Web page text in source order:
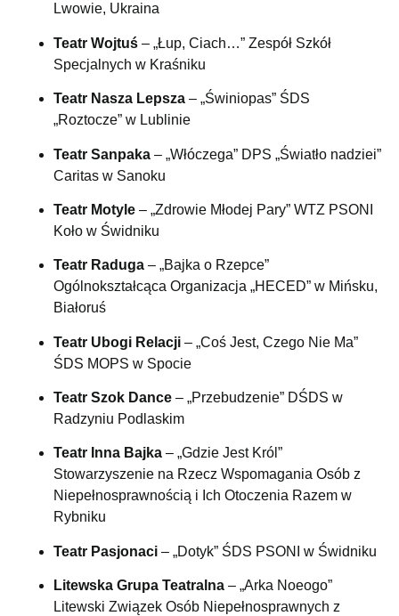
Lwowie, Ukraina
Teatr Wojtuś – „Łup, Ciach…” Zespół Szkół
Specjalnych w Kraśniku
Teatr Nasza Lepsza – „Świniopas” ŚDS
„Roztocze” w Lublinie
Teatr Sanpaka – „Włóczega” DPS „Światło nadziei”
Caritas w Sanoku
Teatr Motyle – „Zdrowie Młodej Pary” WTZ PSONI
Koło w Świdniku
Teatr Raduga – „Bajka o Rzepce”
Ogólnokształcąca Organizacja „HECED” w Mińsku,
Białoruś
Teatr Ubogi Relacji – „Coś Jest, Czego Nie Ma”
ŚDS MOPS w Spocie
Teatr Szok Dance – „Przebudzenie” DŚDS w
Radzyniu Podlaskim
Teatr Inna Bajka – „Gdzie Jest Król”
Stowarzyszenie na Rzecz Wspomagania Osób z
Niepełnosprawnością i Ich Otoczenia Razem w
Rybniku
Teatr Pasjonaci – „Dotyk” ŚDS PSONI w Świdniku
Litewska Grupa Teatralna – „Arka Noeogo”
Litewski Związek Osób Niepełnosprawnych z